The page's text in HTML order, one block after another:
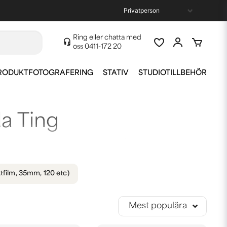
Ring eller chatta med
oss 0411-172 20
STATIV STUDIOTILLBEHÖR
Ting
med tillbehör. Våra två mest populära
ett stort utbud av analoga kameror i lekfulla
ett Holga-objektiv. Att fotografera analogt kan
35mm, 120 etc)
Mest populära